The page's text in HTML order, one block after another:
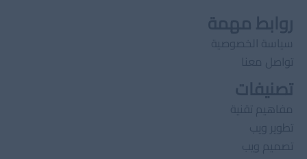
روابط مهمة
سياسة الخصوصية
تواصل معنا
تصنيفات
مفاهيم تقنية
تطوير ويب
تصميم ويب